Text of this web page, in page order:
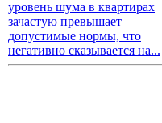
уровень шума в квартирах
зачастую превышает
допустимые нормы, что
негативно сказывается на...